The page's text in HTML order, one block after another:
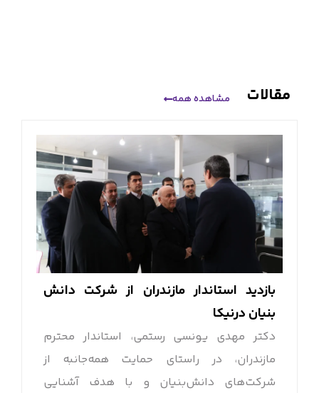
مقالات مشاهده همه
بازدید استاندار مازندران از شرکت دانش
بنیان درنیکا
دکتر مهدی یونسی رستمی، استاندار محترم
مازندران، در راستای حمایت همه‌جانبه از
شرکت‌های دانش‌بنیان و با هدف آشنایی